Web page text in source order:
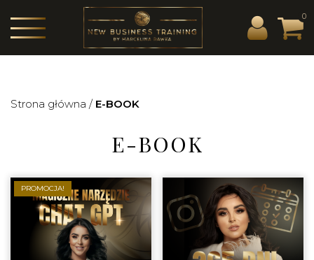
0
Strona główna / E-BOOK
E-BOOK
PROMOCJA!